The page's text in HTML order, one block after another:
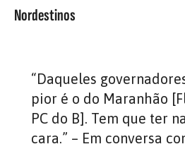
Nordestinos
“Daqueles
pior é o do Maranhão
PC do B]. Tem que ter
cara.” – Em conversa